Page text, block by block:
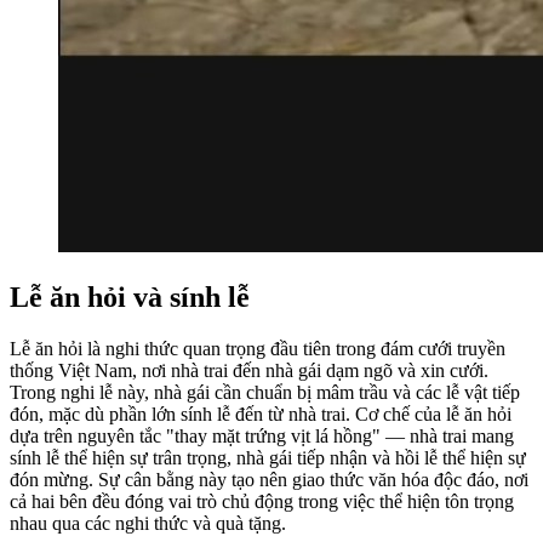
Lễ ăn hỏi và sính lễ
Lễ ăn hỏi là nghi thức quan trọng đầu tiên trong đám cưới truyền
thống Việt Nam, nơi nhà trai đến nhà gái dạm ngõ và xin cưới.
Trong nghi lễ này, nhà gái cần chuẩn bị mâm trầu và các lễ vật tiếp
đón, mặc dù phần lớn sính lễ đến từ nhà trai. Cơ chế của lễ ăn hỏi
dựa trên nguyên tắc "thay mặt trứng vịt lá hồng" — nhà trai mang
sính lễ thể hiện sự trân trọng, nhà gái tiếp nhận và hồi lễ thể hiện sự
đón mừng. Sự cân bằng này tạo nên giao thức văn hóa độc đáo, nơi
cả hai bên đều đóng vai trò chủ động trong việc thể hiện tôn trọng
nhau qua các nghi thức và quà tặng.